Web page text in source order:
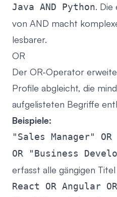
Java AND Python. Die
von AND macht
lesbarer.
OR
Der OR-Operator
Profile abgleicht, die
aufgelisteten Begriffe
Beispiele:
"Sales Manager"
OR "Business
erfasst alle gängigen
React OR Angular